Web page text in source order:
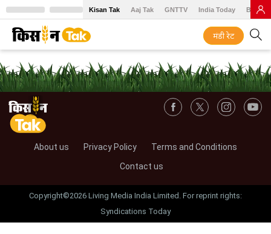
Kisan Tak Aaj Tak GNTTV India Today BT
मंडी रेट
About us Privacy Policy
Terms and Conditions
Contact us
Copyright©2026 Living Media India Limited. For reprint rights:
Syndications Today